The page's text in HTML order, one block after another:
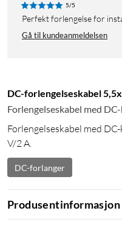
5/5
Perfekt forlengelse for
Gå til kundeanmeldelsen
DC-forlengelseskabel
Forlengelseskabel med
Forlengelseskabel med
V/2 A.
DC-forlanger
Produsentinformasjon